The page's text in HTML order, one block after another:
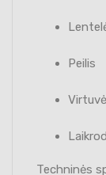
Peilis
Techninės